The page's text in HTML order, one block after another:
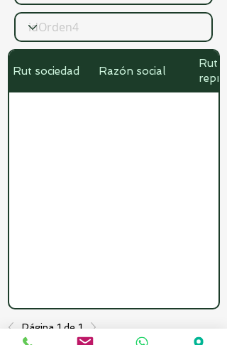
Rut sociedad Razón social
Rut
Página 1 de 1